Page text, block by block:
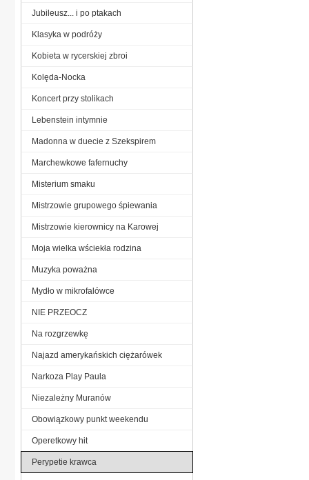
Jubileusz... i po ptakach
Klasyka w podróży
Kobieta w rycerskiej zbroi
Kolęda-Nocka
Koncert przy stolikach
Lebenstein intymnie
Madonna w duecie z Szekspirem
Marchewkowe fafernuchy
Misterium smaku
Mistrzowie grupowego śpiewania
Mistrzowie kierownicy na Karowej
Moja wielka wściekła rodzina
Muzyka poważna
Mydło w mikrofalówce
NIE PRZEOCZ
Na rozgrzewkę
Najazd amerykańskich ciężarówek
Narkoza Play Paula
Niezależny Muranów
Obowiązkowy punkt weekendu
Operetkowy hit
Perypetie krawca